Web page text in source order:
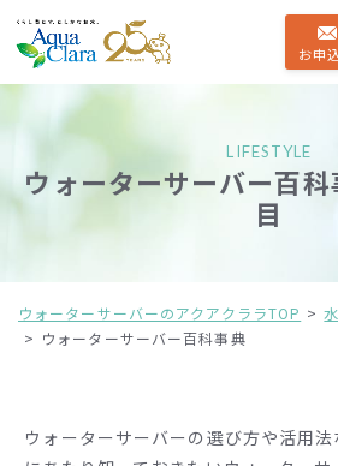
お申
LIFESTYLE
ウォーターサーバー百
目
ウォーターサーバーのアクアクララTOP
ウォーターサーバー百科事典
ウォーターサーバーの選び方や活用